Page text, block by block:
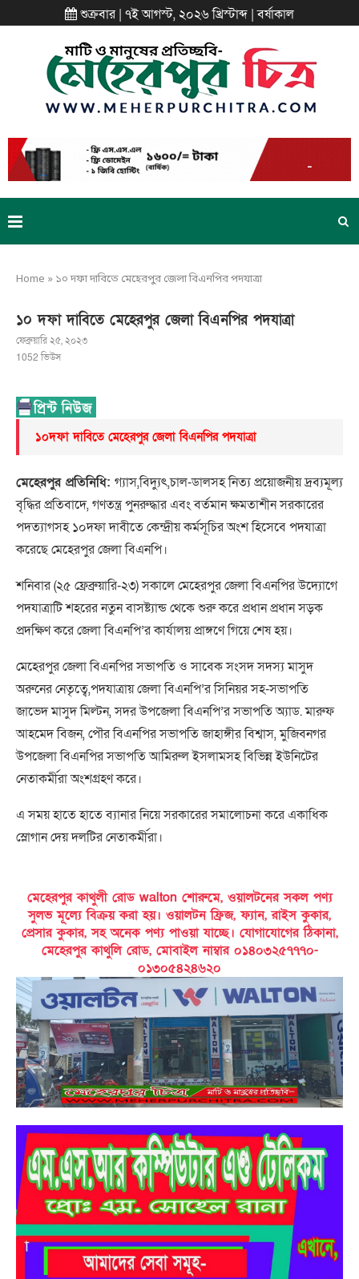
শুক্রবার | ৭ই আগস্ট, ২০২৬ খ্রিস্টাব্দ | বর্ষাকাল
Home » ১০ দফা দাবিতে মেহেরপুর জেলা বিএনপির পদযাত্রা
১০ দফা দাবিতে মেহেরপুর জেলা বিএনপির পদযাত্রা
ফেব্রুয়ারি ২৫, ২০২৩
1052ভিউস
১০দফা দাবিতে মেহেরপুর জেলা বিএনপির পদযাত্রা
মেহেরপুর প্রতিনিধি: গ্যাস,বিদ্যুৎ,চাল-ডালসহ নিত্য প্রয়োজনীয় দ্রব্যমূল্য
বৃদ্ধির প্রতিবাদে, গণতন্ত্র পুনরুদ্ধার এবং বর্তমান ক্ষমতাশীন সরকারের
পদত্যাগসহ ১০দফা দাবীতে কেন্দ্রীয় কর্মসূচির অংশ হিসেবে পদযাত্রা
করেছে মেহেরপুর জেলা বিএনপি।
শনিবার (২৫ ফ্রেব্রুয়ারি-২৩) সকালে মেহেরপুর জেলা বিএনপির উদ্যোগে
পদযাত্রাটি শহরের নতুন বাসষ্ট্যান্ড থেকে শুরু করে প্রধান প্রধান সড়ক
প্রদক্ষিণ করে জেলা বিএনপি’র কার্যালয় প্রাঙ্গণে গিয়ে শেষ হয়।
মেহেরপুর জেলা বিএনপির সভাপতি ও সাবেক সংসদ সদস্য মাসুদ
অরুনের নেতৃত্বে,পদযাত্রায় জেলা বিএনপি’র সিনিয়র সহ-সভাপতি
জাভেদ মাসুদ মিল্টন, সদর উপজেলা বিএনপি’র সভাপতি অ্যাড. মারুফ
আহমেদ বিজন, পৌর বিএনপির সভাপতি জাহাঙ্গীর বিশ্বাস, মুজিবনগর
উপজেলা বিএনপির সভাপতি আমিরুল ইসলামসহ বিভিন্ন ইউনিটের
নেতাকর্মীরা অংশগ্রহণ করে।
এ সময় হাতে হাতে ব্যানার নিয়ে সরকারের সমালোচনা করে একাধিক
স্লোগান দেয় দলটির নেতাকর্মীরা।
মেহেরপুর কাথুলী রোড walton শোরুমে, ওয়ালটনের সকল পণ্য
সুলভ মূল্যে বিক্রয় করা হয়। ওয়ালটন ফ্রিজ, ফ্যান, রাইস কুকার,
প্রেসার কুকার, সহ অনেক পণ্য পাওয়া যাচ্ছে। যোগাযোগের ঠিকানা,
মেহেরপুর কাথুলি রোড, মোবাইল নাম্বার ০১৪০৩২৫৭৭৭০-
০১৩০৫৪২৪৬২০